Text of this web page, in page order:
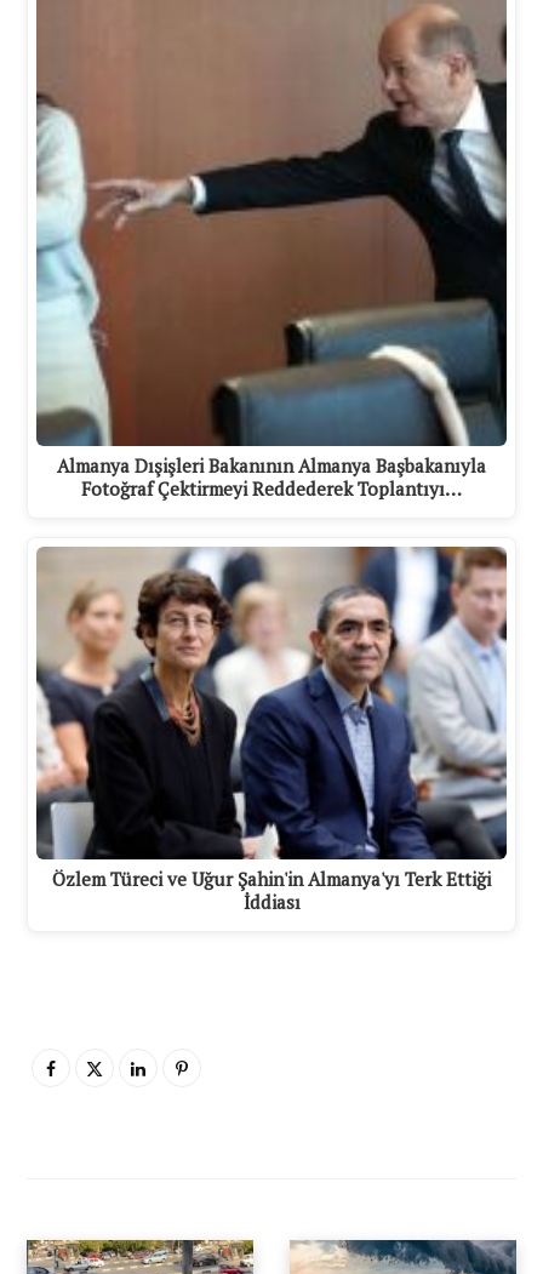
Almanya Dışişleri Bakanının Almanya Başbakanıyla
Fotoğraf Çektirmeyi Reddederek Toplantıyı…
Özlem Türeci ve Uğur Şahin'in Almanya'yı Terk Ettiği
İddiası